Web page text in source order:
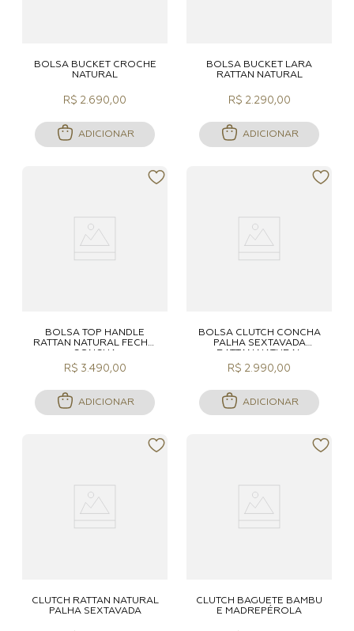
BOLSA BUCKET CROCHÊ
NATURAL
R$ 2.690,00
ADICIONAR
BOLSA BUCKET LARA
RATTAN NATURAL
R$ 2.290,00
ADICIONAR
BOLSA TOP HANDLE
RATTAN NATURAL FECHO
CONCHA
R$ 3.490,00
ADICIONAR
BOLSA CLUTCH CONCHA
PALHA SEXTAVADA
RATTAN NATURAL
R$ 2.990,00
ADICIONAR
CLUTCH RATTAN NATURAL
PALHA SEXTAVADA
CLUTCH BAGUETE BAMBU
E MADREPÉROLA